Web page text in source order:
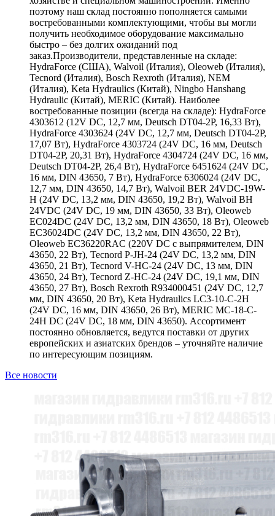
поэтому наш склад постоянно пополняется самыми
востребованными комплектующими, чтобы вы могли
получить необходимое оборудование максимально
быстро – без долгих ожиданий под
заказ.Производители, представленные на складе:
HydraForce (США), Walvoil (Италия), Oleoweb (Италия),
Tecnord (Италия), Bosch Rexroth (Италия), NEM
(Италия), Keta Hydraulics (Китай), Ningbo Hanshang
Hydraulic (Китай), MERIC (Китай). Наиболее
востребованные позиции (всегда на складе): HydraForce
4303612 (12V DC, 12,7 мм, Deutsch DT04-2P, 16,33 Вт),
HydraForce 4303624 (24V DC, 12,7 мм, Deutsch DT04-2P,
17,07 Вт), HydraForce 4303724 (24V DC, 16 мм, Deutsch
DT04-2P, 20,31 Вт), HydraForce 4304724 (24V DC, 16 мм,
Deutsch DT04-2P, 26,4 Вт), HydraForce 6451624 (24V DC,
16 мм, DIN 43650, 7 Вт), HydraForce 6306024 (24V DC,
12,7 мм, DIN 43650, 14,7 Вт), Walvoil BER 24VDC-19W-
H (24V DC, 13,2 мм, DIN 43650, 19,2 Вт), Walvoil BH
24VDC (24V DC, 19 мм, DIN 43650, 33 Вт), Oleoweb
EC024DC (24V DC, 13,2 мм, DIN 43650, 18 Вт), Oleoweb
EC36024DC (24V DC, 13,2 мм, DIN 43650, 22 Вт),
Oleoweb EC36220RAC (220V DC с выпрямителем, DIN
43650, 22 Вт), Tecnord P-JH-24 (24V DC, 13,2 мм, DIN
43650, 21 Вт), Tecnord V-HC-24 (24V DC, 13 мм, DIN
43650, 24 Вт), Tecnord Z-HC-24 (24V DC, 19,1 мм, DIN
43650, 27 Вт), Bosch Rexroth R934000451 (24V DC, 12,7
мм, DIN 43650, 20 Вт), Keta Hydraulics LC3-10-C-2H
(24V DC, 16 мм, DIN 43650, 26 Вт), MERIC MC-18-C-
24H DC (24V DC, 18 мм, DIN 43650). Ассортимент
постоянно обновляется, ведутся поставки от других
европейских и азиатских брендов – уточняйте наличие
по интересующим позициям.
Все новости